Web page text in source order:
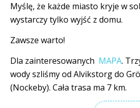
Myślę, że każde miasto kryje w
wystarczy tylko wyjść z domu.
Zawsze warto!
Dla zainteresowanych MAPA.
wody szliśmy od Alvikstorg do
(Nockeby). Cała trasa ma 7 km.